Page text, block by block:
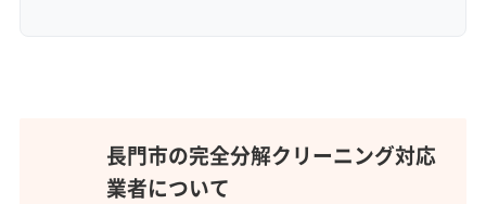
長門市の完全分解クリーニング対応
業者について